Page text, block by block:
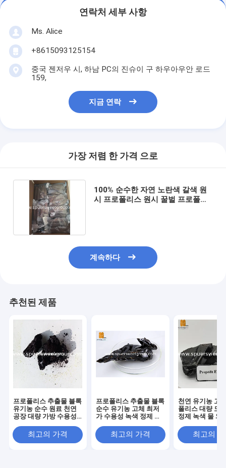
연락처 세부 사항
Ms. Alice
+8615093125154
중국 젠저우 시, 하남 PC의 진슈이 구 하우아우안 로드
159,
지금 연락
가장 저렴 한 가격 으로
100% 순수한 자연 노란색 갈색 원
시 프로폴리스 원시 꿀벌 프로폴리
계속하다
추천된 제품
프로폴리스 추출물 블록
유기농 순수 원료 천연
공장 대량 가방 수용성
블록
최고의 가격
프로폴리스 추출물 블록
순수 유기농 고체 최저
가 수용성 녹색 정제 천
출물 블록최고의 가격
천연 유기농 고
폴리스 대량 도
정제 녹색 물 와
스 추출물 블록
최고의